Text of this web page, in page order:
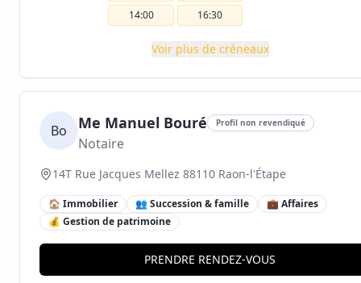
14:00
16:30
Voir plus de créneaux
Bo Me Manuel Bouré Profil non revendiqué
Notaire
14T Rue Jacques Mellez 88110 Raon-l'Étape
🏠 Immobilier 👥 Succession & famille
💼 Affaires
💰 Gestion de patrimoine
PRENDRE RENDEZ-VOUS